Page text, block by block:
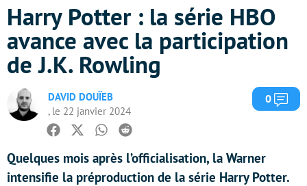
Harry Potter : la série HBO
avance avec la participation
de J.K. Rowling
DAVID DOUÏEB
, le 22 janvier 2024
0
Facebook
TwitterWhatsapp
Reddit
Quelques mois après l’officialisation, la Warner
intensifie la préproduction de la série Harry Potter.